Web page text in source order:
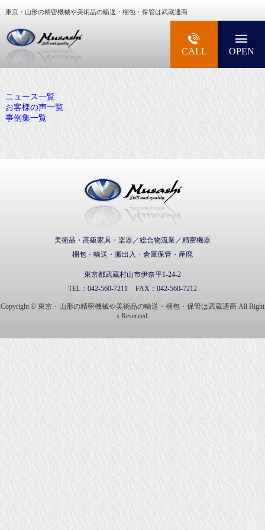
東京・山形の精密機械や美術品の輸送・梱包・保管は武蔵通商
大型精密機械・美術品・高級楽器の梱包・輸送
CALL OPEN
ニュース一覧
お客様の声一覧
事例集一覧
美術品・高級家具・楽器／総合物流業／精密機器
梱包・輸送・搬出入・倉庫保管・産廃
東京都武蔵村山市伊奈平1-24-2
TEL： 042-560-7211 FAX： 042-560-7212
Copyright © 東京・山形の精密機械や美術品の輸送・梱包・保管は武蔵通商 All Right
s Reserved.